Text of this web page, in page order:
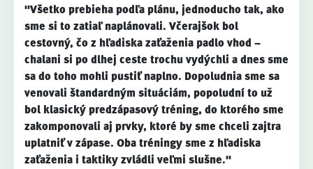
"Všetko prebieha podľa plánu, jednoducho tak, ako
sme si to zatiaľ naplánovali. Včerajšok bol
cestovný, čo z hľadiska zaťaženia padlo vhod –
chalani si po dlhej ceste trochu vydýchli a dnes sme
sa do toho mohli pustiť naplno. Dopoludnia sme sa
venovali štandardným situáciám, popoludní to už
bol klasický predzápasový tréning, do ktorého sme
zakomponovali aj prvky, ktoré by sme chceli zajtra
uplatniť v zápase. Oba tréningy sme z hľadiska
zaťaženia i taktiky zvládli veľmi slušne."